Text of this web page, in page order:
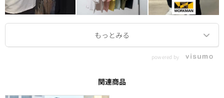
powered by
関連商品